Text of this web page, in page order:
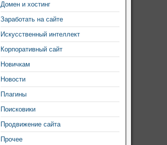
Домен и хостинг
Заработать на сайте
Искусственный интеллект
Корпоративный сайт
Новичкам
Новости
Плагины
Поисковики
Продвижение сайта
Прочее